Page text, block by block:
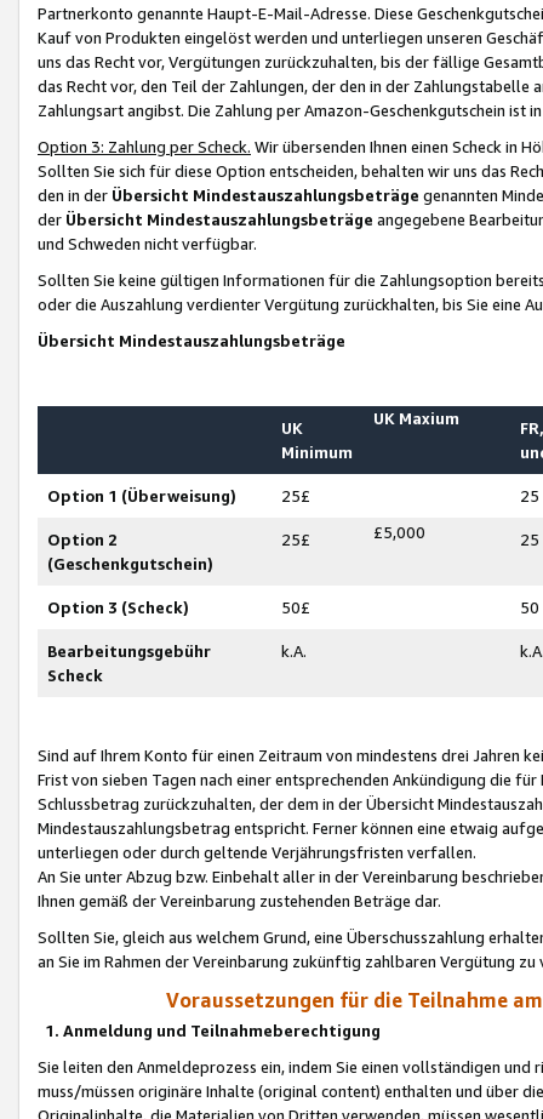
Partnerkonto genannte Haupt-E-Mail-Adresse. Diese
Kauf von Produkten eingelöst werden und unterliegen unseren
uns das Recht vor, Vergütungen zurückzuhalten, bis der fällige
das Recht vor, den Teil der Zahlungen, der den in der
Zahlungsart angibst. Die Zahlung per Amazon-Geschenkgutschein ist
Option 3: Zahlung per Scheck. Wir übersenden Ihnen einen Scheck in
Sollten Sie sich für diese Option entscheiden, behalten wir uns das
den in der Übersicht Mindestauszahlungsbeträge genannten
der Übersicht Mindestauszahlungsbeträge angegebene
und Schweden nicht verfügbar.
Sollten Sie keine gültigen Informationen für die Zahlungsoption
oder die Auszahlung verdienter Vergütung zurückhalten, bis Sie
Übersicht Mindestauszahlungsbeträge
UK
Minimum
UK Maxium
Option 1 (Überweisung) 25£ 25
Option 2
(Geschenkgutschein)
25£ £5,000 25
Option 3 (Scheck) 50£ 50
Bearbeitungsgebühr
Scheck
k.A.
Sind auf Ihrem Konto für einen Zeitraum von mindestens drei Jahren
Frist von sieben Tagen nach einer entsprechenden Ankündigung die
Schlussbetrag zurückzuhalten, der dem in der Übersicht
Mindestauszahlungsbetrag entspricht. Ferner können eine etwaig
unterliegen oder durch geltende Verjährungsfristen verfallen.
An Sie unter Abzug bzw. Einbehalt aller in der Vereinbarung
Ihnen gemäß der Vereinbarung zustehenden Beträge dar.
Sollten Sie, gleich aus welchem Grund, eine Überschusszahlung
an Sie im Rahmen der Vereinbarung zukünftig zahlbaren Vergütung zu
Voraussetzungen für die Teilnahme
1. Anmeldung und Teilnahmeberechtigung
Sie leiten den Anmeldeprozess ein, indem Sie einen vollständigen
muss/müssen originäre Inhalte (original content) enthalten und über
Originalinhalte, die Materialien von Dritten verwenden, müssen